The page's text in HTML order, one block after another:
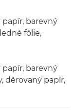
papír, barevný
fólie,
papír, barevný
děrovaný papír,